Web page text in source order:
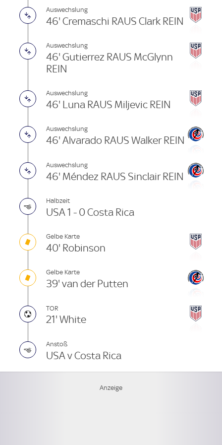
Auswechslung
46' Cremaschi RAUS Clark REIN
Auswechslung
46' Gutierrez RAUS McGlynn
REIN
Auswechslung
46' Luna RAUS Miljevic REIN
Auswechslung
46' Alvarado RAUS Walker REIN
Auswechslung
46' Méndez RAUS Sinclair REIN
Halbzeit
USA 1 - 0 Costa Rica
Gelbe Karte
40' Robinson
Gelbe Karte
39' van der Putten
TOR
21' White
Anstoß
USA v Costa Rica